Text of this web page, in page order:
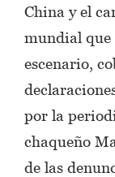
China y el
mundial que
escenario,
por la
chaqueño
de las